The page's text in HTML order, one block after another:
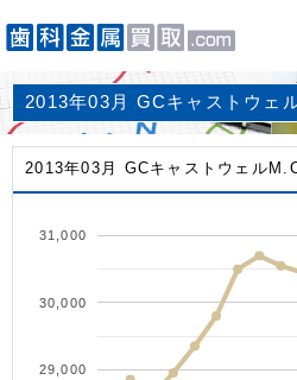
2013年03月 GCキャストウェ
2013年03月 GCキャストウェル
29,000
30,000
31,000